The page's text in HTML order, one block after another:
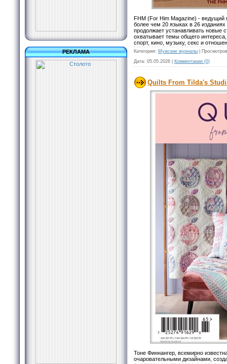
РЕКЛАМА
FHM (For Him Magazine) -
более чем 20 языках в 26
продолжает устанавливать новые
охватывает темы общего
спорт, кино, музыку, секс и
Категория: Мужские журналы
Дата: 05.05.2026 Комментарии (0)
Quilts From Tilda's
Тоне Финнангер, всемирно
очаровательными дизайнами,